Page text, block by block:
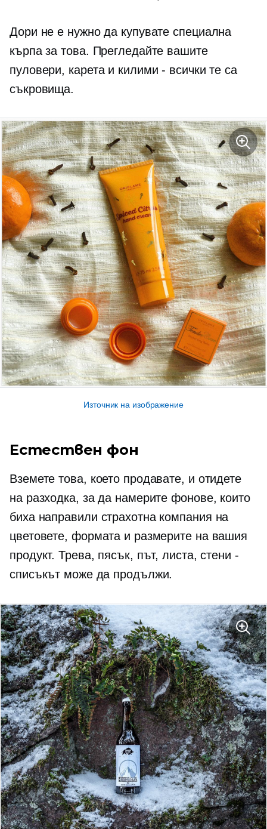
Дори не е нужно да купувате специална
кърпа за това. Прегледайте вашите
пуловери, карета и килими - всички те са
съкровища.
Източник на изображение
Естествен фон
Вземете това, което продавате, и отидете
на разходка, за да намерите фонове, които
биха направили страхотна компания на
цветовете, формата и размерите на вашия
продукт. Трева, пясък, път, листа, стени -
списъкът може да продължи.